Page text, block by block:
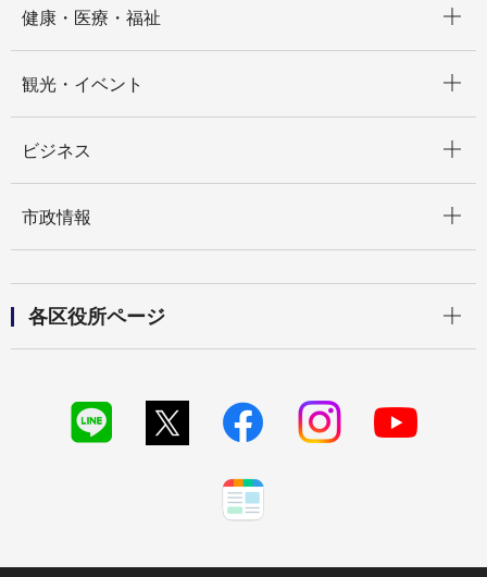
健康・医療・福祉
観光・イベント
ビジネス
市政情報
各区役所ページ